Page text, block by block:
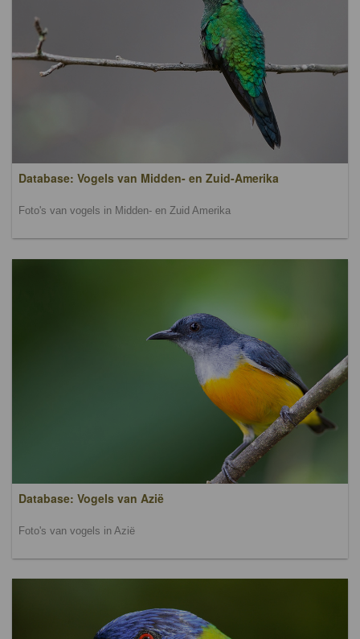
Database: Vogels van Midden- en Zuid-Amerika
Foto's van vogels in Midden- en Zuid Amerika
Database: Vogels van Azië
Foto's van vogels in Azië